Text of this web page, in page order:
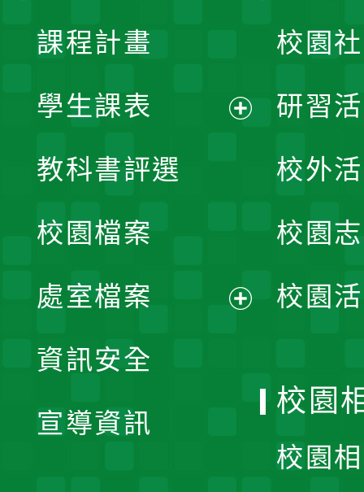
課程計畫
學生課表
單
教科書評選
校園檔案
處室檔案
資訊安全
宣導資訊
校園
研習
校外
校園
校園
校園
校園